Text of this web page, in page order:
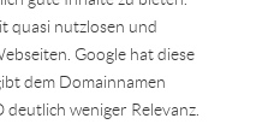
quasi nutzlosen und
Google hat diese
dem Domainnamen
deutlich weniger Relevanz.